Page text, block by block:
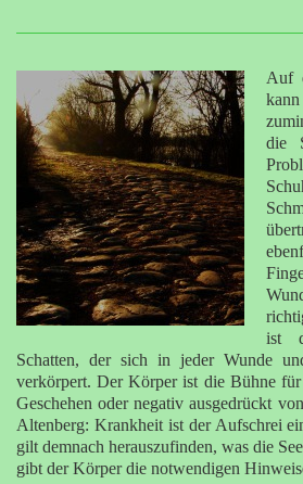
Auf
die
ist
Schatten, der sich in jeder Wunde
verkörpert. Der Körper ist die Bühne für
Geschehen oder negativ ausgedrückt
Altenberg: Krankheit ist der Aufschrei
gilt demnach herauszufinden, was die
gibt der Körper die notwendigen